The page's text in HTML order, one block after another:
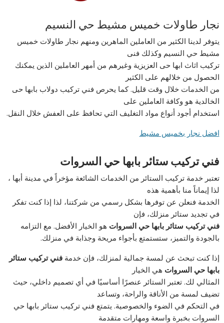
نجار طاولات خميس مشيط حي النسيم
يتوفر لدينا الكثير من العاملين الماهرين ومنهم نجار طاولات خميس
مشيط حي النسيم وكذلك فنى
تركيب اثاث ابها حى العزيزية وغيرهم من أمهر العاملين الذين يمكنك
الحصول من خلالهم على الكثير
من الخدمات خلال وقت قليل. كما يحرص فني تركيب دولاب بابها حى
الخالدية هو وكافة العاملين على
استخدام أجود أنواع مواد التغليف التي تحافظ على العفش خلال النقل.
افضل نجار بخميس مشيط
فني تركيب ستائر بابها حي السروات
تعتبر خدمة تركيب الستائر من الخدمات الشائعة مؤخراً في مدينة أبها ،
لذا إيماناً منا بأهمية هذه
الخدمة فنعلن عن توفرها بشكل رسمي من شركتنا، لذا إذا كنت تفكر
في تجديد ستائر منزلك، فإن
فني تركيب ستائر بابها حي السروات هو الخيار الأفضل. مع التزامه
بالجودة والتميز، ستستمتع بأجواء مريحة وجذابة في منزلك.
إذا كنت تبحث عن لمسة جمالية لمنزلك، فإن خدمةفني تركيب ستائر
بابها حي السروات هي الخيار
المثالي لك. تعتبر الستائر عنصرًا أساسيًا في أي تصميم داخلي، حيث
تضيف لمسة من الأناقة والراحة، وتساعد
في التحكم في الضوء والخصوصية. يتمتع فني تركيب ستائر بابها حي
السروات بخبرة واسعة ومهارات متقدمة